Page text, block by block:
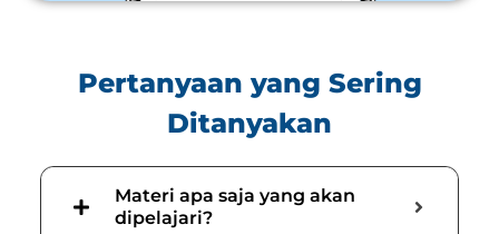
Pertanyaan yang Sering
Ditanyakan
Materi apa saja yang akan
dipelajari?